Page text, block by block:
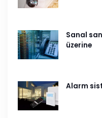
Sanal
üzerine
Alarm